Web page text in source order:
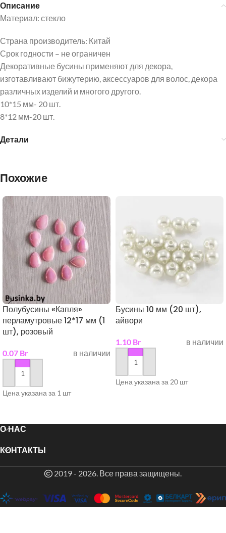
Описание
Материал: стекло
Страна производитель: Китай
Срок годности – не ограничен
Декоративные бусины применяют для декора,
изготавливают бижутерию, аксессуаров для волос, декора
различных изделий и многого другого.
10*15 мм- 20 шт.
8*12 мм-20 шт.
Детали
Похожие
Полубусины «Капля»
перламутровые 12*17 мм (1
шт), розовый
0.07 Br в наличии
в корзину
Цена указана за 1 шт
Бусины 10 мм (20 шт),
айвори
1.10 Br в наличии
в корзину
Цена указана за 20 шт
О НАС
КОНТАКТЫ
2019 - 2026. Все права защищены.